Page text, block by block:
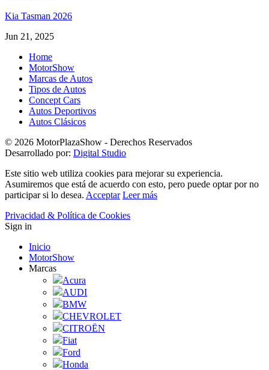
Kia Tasman 2026
Jun 21, 2025
Home
MotorShow
Marcas de Autos
Tipos de Autos
Concept Cars
Autos Deportivos
Autos Clásicos
© 2026 MotorPlazaShow - Derechos Reservados
Desarrollado por: Digital Studio
Este sitio web utiliza cookies para mejorar su experiencia.
Asumiremos que está de acuerdo con esto, pero puede optar por no
participar si lo desea. Acceptar Leer más
Privacidad & Política de Cookies
Sign in
Inicio
MotorShow
Marcas
Acura
AUDI
BMW
CHEVROLET
CITROËN
Fiat
Ford
Honda